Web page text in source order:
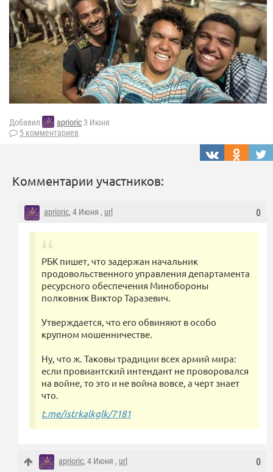
Добавил aprioric 3 Июня
5 комментариев
Комментарии участников:
0
aprioric, 4 Июня , url
РБК пишет, что задержан начальник
продовольственного управления департамента
ресурсного обеспечения Минобороны
полковник Виктор Таразевич.
Утверждается, что его обвиняют в особо
крупном мошенничестве.
Ну, что ж. Таковы традиции всех армий мира:
если провиантский интендант не проворовался
на войне, то это и не война вовсе, а черт знает
что.
t.me/istrkalkglk/7181
0
aprioric, 4 Июня , url